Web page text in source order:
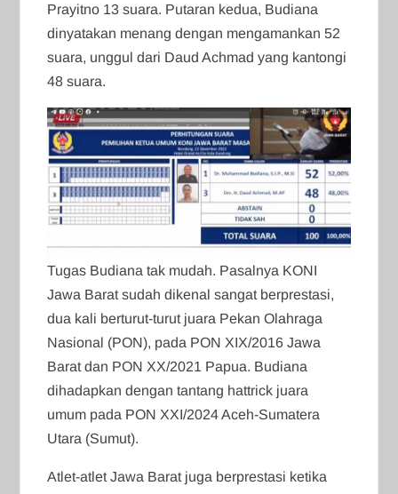
Prayitno 13 suara. Putaran kedua, Budiana
dinyatakan menang dengan mengamankan 52
suara, unggul dari Daud Achmad yang kantongi
48 suara.
Tugas Budiana tak mudah. Pasalnya KONI
Jawa Barat sudah dikenal sangat berprestasi,
dua kali berturut-turut juara Pekan Olahraga
Nasional (PON), pada PON XIX/2016 Jawa
Barat dan PON XX/2021 Papua. Budiana
dihadapkan dengan tantang hattrick juara
umum pada PON XXI/2024 Aceh-Sumatera
Utara (Sumut).
Atlet-atlet Jawa Barat juga berprestasi ketika